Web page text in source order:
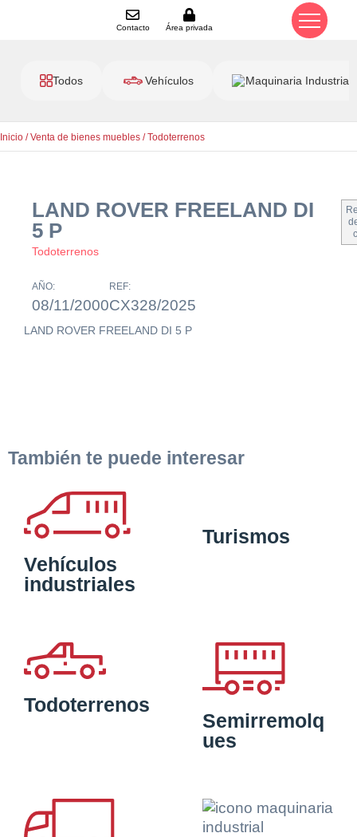
Contacto Área privada
Todos Vehículos Maquinaria Industrial
Inicio /Venta de bienes muebles /Todoterrenos
LAND ROVER FREELAND DI
5 P
Todoterrenos
AÑO:
08/11/2000
REF:
CX328/2025
LAND ROVER FREELAND DI 5 P
También te puede interesar
Vehículos
industriales
Turismos
Todoterrenos
Semirremolq
ues